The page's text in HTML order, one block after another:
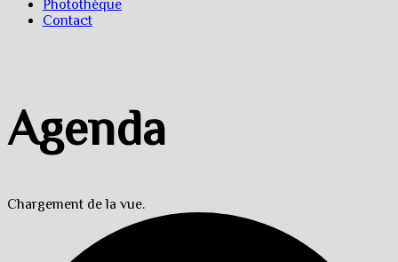
Photothèque
Contact
Agenda
Chargement de la vue.